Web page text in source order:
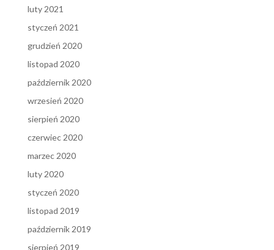
luty 2021
styczeń 2021
grudzień 2020
listopad 2020
październik 2020
wrzesień 2020
sierpień 2020
czerwiec 2020
marzec 2020
luty 2020
styczeń 2020
listopad 2019
październik 2019
sierpień 2019